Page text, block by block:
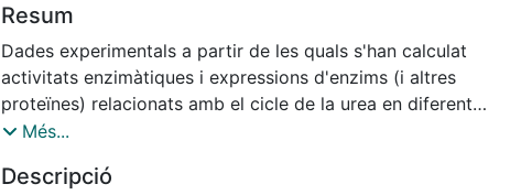
Resum
Dades experimentals a partir de les quals s'han calculat
activitats enzimàtiques i expressions d'enzims (i altres
proteïnes) relacionats amb el cicle de la urea en diferents
localitzacions (masses) de teixit adipós blanc de rates
experimentals directes i els paràmetres de control i de
Més...
Descripció